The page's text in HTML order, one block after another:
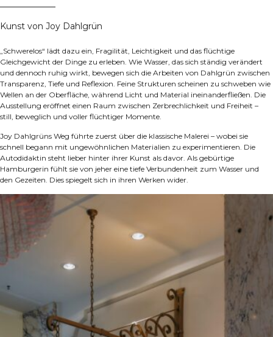
Kunst von Joy Dahlgrün
„Schwerelos“ lädt dazu ein, Fragilität, Leichtigkeit und das flüchtige
Gleichgewicht der Dinge zu erleben. Wie Wasser, das sich ständig verändert
und dennoch ruhig wirkt, bewegen sich die Arbeiten von Dahlgrün zwischen
Transparenz, Tiefe und Reflexion. Feine Strukturen scheinen zu schweben wie
Wellen an der Oberfläche, während Licht und Material ineinanderfließen. Die
Ausstellung eröffnet einen Raum zwischen Zerbrechlichkeit und Freiheit –
still, beweglich und voller flüchtiger Momente.
Joy Dahlgrüns Weg führte zuerst über die klassische Malerei – wobei sie
schnell begann mit ungewöhnlichen Materialien zu experimentieren. Die
Autodidaktin steht lieber hinter ihrer Kunst als davor. Als gebürtige
Hamburgerin fühlt sie von jeher eine tiefe Verbundenheit zum Wasser und
den Gezeiten. Dies spiegelt sich in ihren Werken wider.